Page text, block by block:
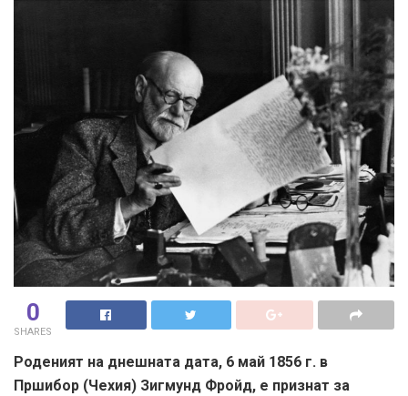
0
SHARES
Роденият на днешната дата, 6 май 1856 г. в
Пршибор (Чехия) Зигмунд Фройд, е признат за